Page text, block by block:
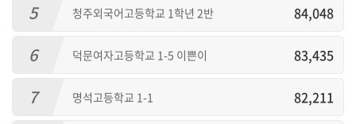
5 청주외국어고등학교 1학년 2반 84,048
6 덕문여자고등학교 1-5 이쁜이 83,435
7 명석고등학교 1-1 82,211